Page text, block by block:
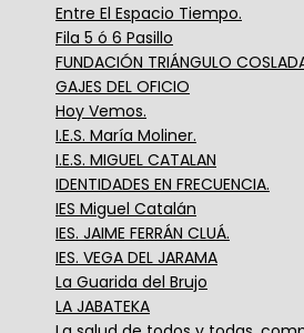
Entre El Espacio Tiempo.
Fila 5 ó 6 Pasillo
FUNDACIÓN TRIÁNGULO
GAJES DEL OFICIO
Hoy Vemos.
I.E.S. María Moliner.
I.E.S. MIGUEL CATALAN
IDENTIDADES EN FRECUENCIA.
IES Miguel Catalán
IES. JAIME FERRÁN CLUÁ.
IES. VEGA DEL JARAMA
La Guarida del Brujo
LA JABATEKA